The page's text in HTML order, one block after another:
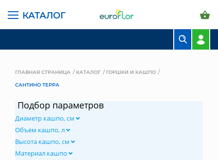
КАТАЛОГ
СВАДЕБНАЯ ФЛОРИСТИКА
ГЛАВНАЯ СТРАНИЦА КАТАЛОГ
ГОРШКИ И КАШПО
САНТИНО ТЕРРА
Подбор параметров
Диаметр кашпо, см
Объем кашпо, л
Высота кашпо, см
Материал кашпо